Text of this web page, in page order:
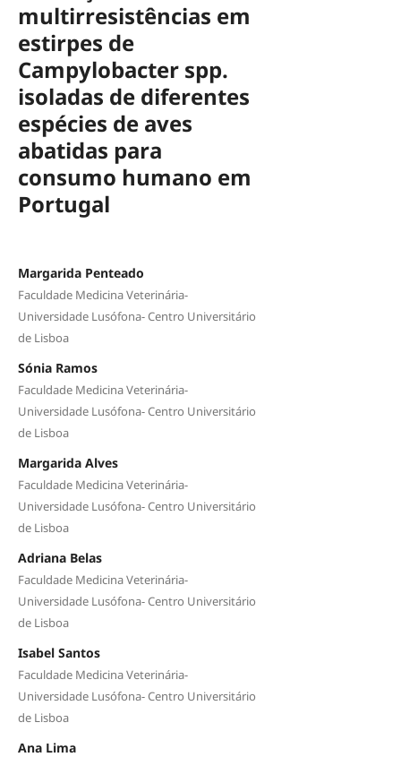
multirresistências em
estirpes de
Campylobacter spp.
isoladas de diferentes
espécies de aves
abatidas para
consumo humano em
Portugal
Margarida Penteado
Faculdade Medicina Veterinária-
Universidade Lusófona- Centro Universitário
de Lisboa
Sónia Ramos
Faculdade Medicina Veterinária-
Universidade Lusófona- Centro Universitário
de Lisboa
Margarida Alves
Faculdade Medicina Veterinária-
Universidade Lusófona- Centro Universitário
de Lisboa
Adriana Belas
Faculdade Medicina Veterinária-
Universidade Lusófona- Centro Universitário
de Lisboa
Isabel Santos
Faculdade Medicina Veterinária-
Universidade Lusófona- Centro Universitário
de Lisboa
Ana Lima